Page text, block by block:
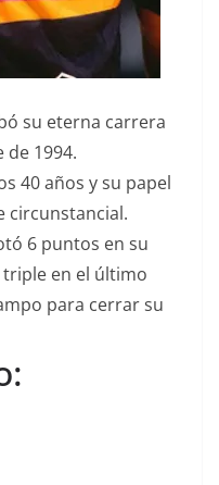
su eterna carrera
de 1994.
40 años y su papel
circunstancial.
6 puntos en su
en el último
para cerrar su